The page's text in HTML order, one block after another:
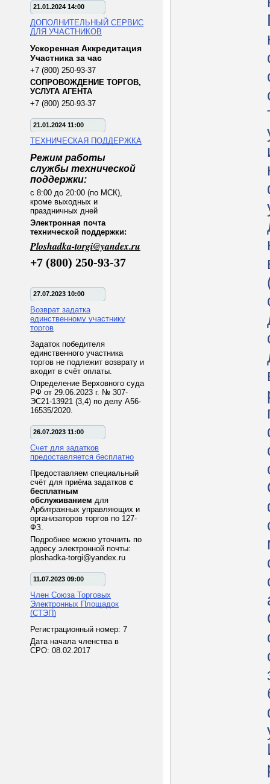
21.01.2024 14:00
ДОПОЛНИТЕЛЬНЫЙ СЕРВИС
ДЛЯ УЧАСТНИКОВ
Ускоренная Аккредитация
Участника за час
+7 (800) 250-93-37
СОПРОВОЖДЕНИЕ ТОРГОВ,
УСЛУГА АГЕНТА
+7 (800) 250-93-37
21.01.2024 11:00
ТЕХНИЧЕСКАЯ ПОДДЕРЖКА
Режим работы
службы технической
поддержки:
с 8:00 до 20:00 (по МСК),
кроме выходных и
праздничных дней
Электронная почта
технической поддержки:
Ploshadka-torgi@yandex.ru
+7 (800) 250-93-37
27.07.2023 10:00
Возврат задатка
единственному участнику
торгов
Задаток победителя
единственного участника
торгов не подлежит возврату и
входит в счёт оплаты.
Определение Верховного суда
РФ от 29.06.2023 г. № 307-
ЭС21-13921 (3,4) по делу А56-
16535/2020.
26.07.2023 11:00
Счет для задатков
предоставляется бесплатно
Предоставляем специальный
счёт для приёма задатков с
бесплатным
обслуживанием для
Арбитражных управляющих и
организаторов торгов по 127-
ФЗ.
Подробнее можно уточнить по
адресу электронной почты:
ploshadka-torgi@yandex.ru
11.07.2023 09:00
Член Союза Торговых
Электронных Площадок
(СТЭП)
Регистрационный номер: 7
Дата начала членства в
СРО: 08.02.2017